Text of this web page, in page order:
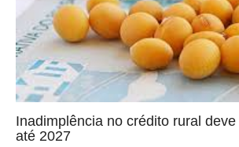
Inadimplência no crédito rural
até 2027